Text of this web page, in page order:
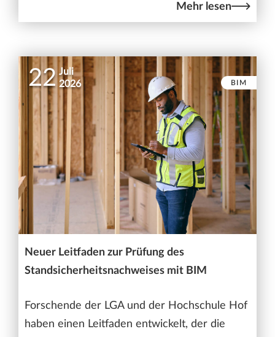
Mehr lesen
22 Juli
2026
BIM
Neuer Leitfaden zur Prüfung des
Standsicherheitsnachweises mit BIM
Forschende der LGA und der Hochschule Hof
haben einen Leitfaden entwickelt, der die